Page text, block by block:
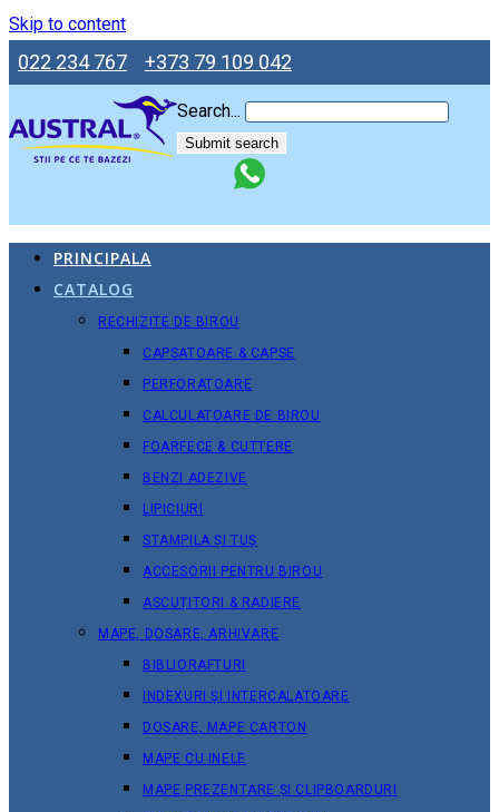
Skip to content
022 234 767 +373 79 109 042
Search...
Submit search
PRINCIPALA
CATALOG
RECHIZITE DE BIROU
CAPSATOARE & CAPSE
PERFORATOARE
CALCULATOARE DE BIROU
FOARFECE & CUTTERE
BENZI ADEZIVE
LIPICIURI
STAMPILA ȘI TUȘ
ACCESORII PENTRU BIROU
ASCUȚITORI & RADIERE
MAPE, DOSARE, ARHIVARE
BIBLIORAFTURI
INDEXURI ȘI INTERCALATOARE
DOSARE, MAPE CARTON
MAPE CU INELE
MAPE PREZENTARE ȘI CLIPBOARDURI